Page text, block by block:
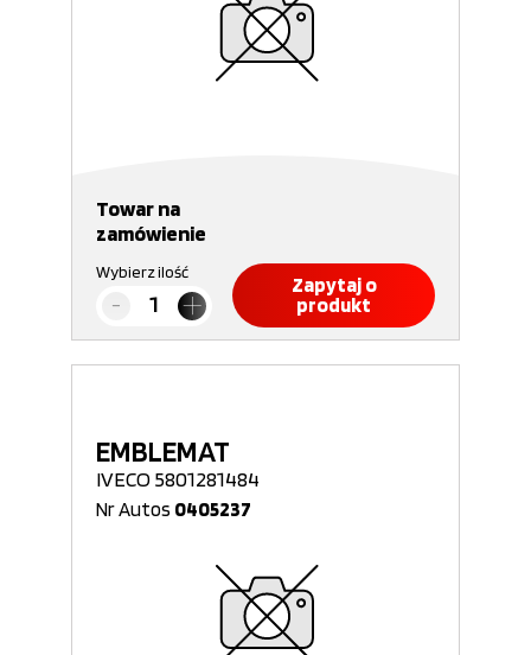
Towar na
zamówienie
Wybierz ilość
Zapytaj o
produkt
EMBLEMAT
IVECO 5801281484
Nr Autos 0405237